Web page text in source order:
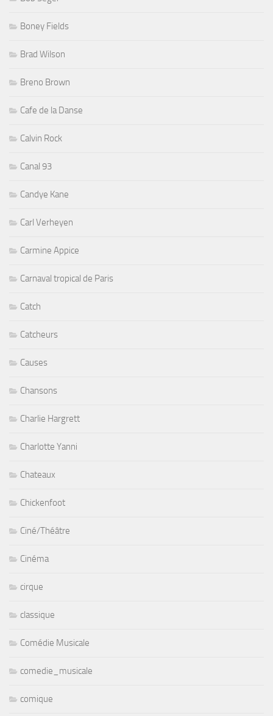
Boney Fields
Brad Wilson
Breno Brown
Cafe de la Danse
Calvin Rock
Canal 93
Candye Kane
Carl Verheyen
Carmine Appice
Carnaval tropical de Paris
Catch
Catcheurs
Causes
Chansons
Charlie Hargrett
Charlotte Yanni
Chateaux
Chickenfoot
Ciné/Théâtre
Cinéma
cirque
classique
Comédie Musicale
comedie_musicale
comique